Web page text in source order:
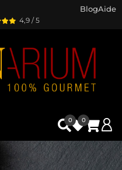
4,9 / 5
BlogAide
0 0